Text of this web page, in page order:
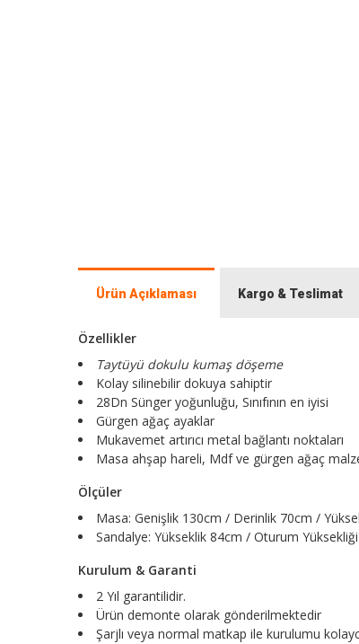
Ürün Açıklaması Kargo & Teslimat
Özellikler
Taytüyü dokulu kumaş döşeme
Kolay silinebilir dokuya sahiptir
28Dn Sünger yoğunluğu, Sınıfının en iyisi
Gürgen ağaç ayaklar
Mukavemet artırıcı metal bağlantı noktaları
Masa ahşap hareli, Mdf ve gürgen ağaç
Ölçüler
Masa: Genişlik 130cm / Derinlik 70cm /
Sandalye: Yükseklik 84cm / Oturum
Kurulum & Garanti
2 Yıl garantilidir.
Ürün demonte olarak gönderilmektedir
Şarjlı veya normal matkap ile kurulumu